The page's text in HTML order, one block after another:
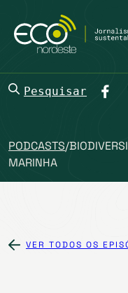
Pesquisar
PODCASTS/
MARINHA
VER TODOS OS